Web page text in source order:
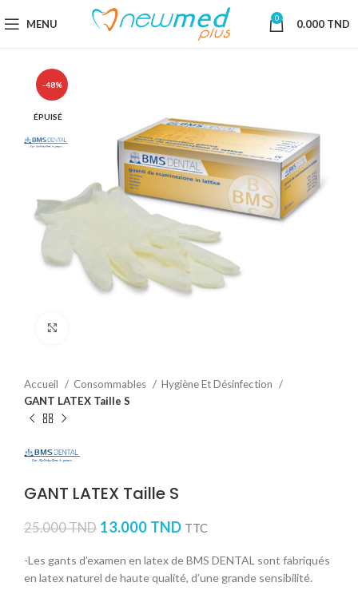
MENU 0 0.000 TND
-48%
ÉPUISÉ
Accueil Consommables
Hygiène Et Désinfection
GANT LATEX Taille S
GANT LATEX Taille S
25.000TND 13.000 TND TTC
-Les gants d’examen en latex de BMS DENTAL sont fabriqués
en latex naturel de haute qualité, d’une grande sensibilité.